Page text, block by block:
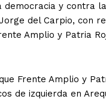
y contra la
del Carpio, con
Amplio y Patria
Frente Amplio y
de izquierda en